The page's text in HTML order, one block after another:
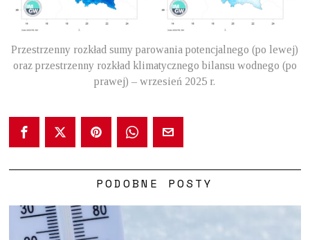
Przestrzenny rozkład sumy parowania potencjalnego (po lewej)
oraz przestrzenny rozkład klimatycznego bilansu wodnego (po
prawej) – wrzesień 2025 r.
PODOBNE POSTY